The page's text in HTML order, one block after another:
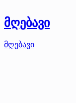
მღებავი
მღებავი